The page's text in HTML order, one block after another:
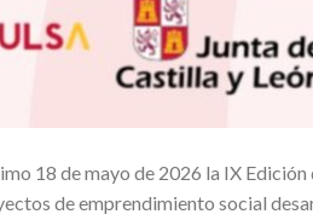
18 de mayo de 2026 la IX Edición
de emprendimiento social